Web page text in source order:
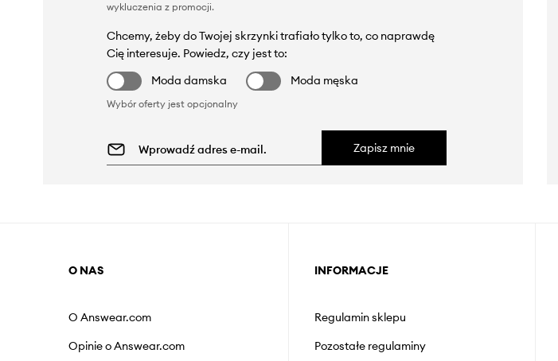
wykluczenia z promocji.
Chcemy, żeby do Twojej skrzynki trafiało tylko to, co naprawdę
Cię interesuje. Powiedz, czy jest to:
Moda damska
Moda męska
Wybór oferty jest opcjonalny
Zapisz mnie
O NAS
O Answear.com
Opinie o Answear.com
INFORMACJE
Regulamin sklepu
Pozostałe regulaminy